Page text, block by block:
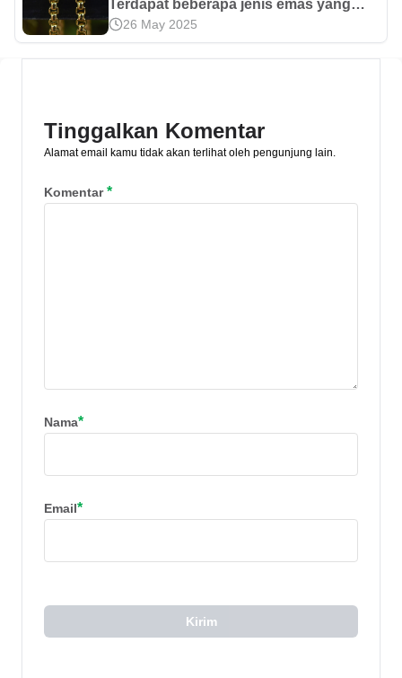
Terdapat beberapa jenis emas yang
biasanya dijadikan sebagai aset
investasi. Seperti apa masing-masing
26 May 2025
Tinggalkan Komentar
Alamat email kamu tidak akan terlihat oleh pengunjung lain.
Komentar*
Nama*
Email*
Kirim